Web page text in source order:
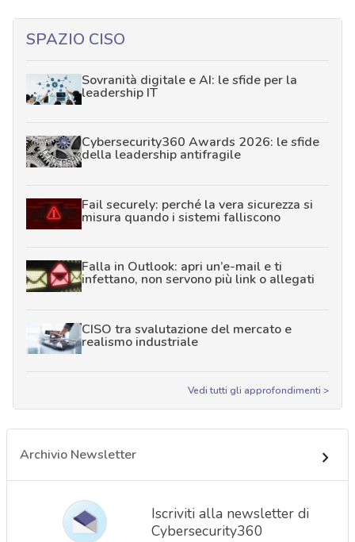
SPAZIO CISO
Sovranità digitale e AI: le sfide per la
leadership IT
Cybersecurity360 Awards 2026: le sfide
della leadership antifragile
Fail securely: perché la vera sicurezza si
misura quando i sistemi falliscono
Falla in Outlook: apri un’e-mail e ti
infettano, non servono più link o allegati
CISO tra svalutazione del mercato e
realismo industriale
Vedi tutti gli approfondimenti >
Archivio Newsletter
Iscriviti alla newsletter di
Cybersecurity360